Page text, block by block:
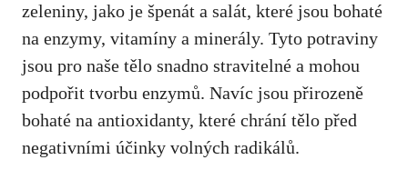
zeleniny, jako je špenát a salát, které jsou bohaté
na enzymy, vitamíny a minerály. Tyto potraviny
jsou pro naše tělo snadno stravitelné a mohou
podpořit tvorbu enzymů. Navíc jsou přirozeně
bohaté na antioxidanty, které chrání tělo před
negativními účinky volných radikálů.